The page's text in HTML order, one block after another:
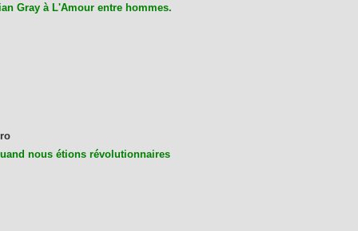
Gray à L'Amour entre hommes.
nous étions révolutionnaires